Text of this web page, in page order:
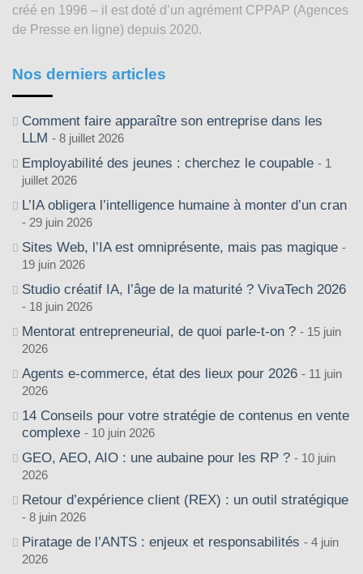
créé en 1996 – il est doté d’un agrément CPPAP (Agences
de Presse en ligne) depuis 2020.
Nos derniers articles
Comment faire apparaître son entreprise dans les
LLM
8 juillet 2026
Employabilité des jeunes : cherchez le coupable
1
juillet 2026
L’IA obligera l’intelligence humaine à monter d’un cran
29 juin 2026
Sites Web, l’IA est omniprésente, mais pas magique
19 juin 2026
Studio créatif IA, l’âge de la maturité ? VivaTech 2026
18 juin 2026
Mentorat entrepreneurial, de quoi parle-t-on ?
15 juin
2026
Agents e-commerce, état des lieux pour 2026
11 juin
2026
14 Conseils pour votre stratégie de contenus en vente
complexe
10 juin 2026
GEO, AEO, AIO : une aubaine pour les RP ?
10 juin
2026
Retour d’expérience client (REX) : un outil stratégique
8 juin 2026
Piratage de l’ANTS : enjeux et responsabilités
4 juin
2026